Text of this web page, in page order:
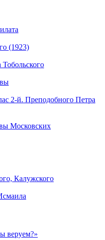
(1923)
2-й. Преподобного Петра
Московских
Калужского
веруем?»